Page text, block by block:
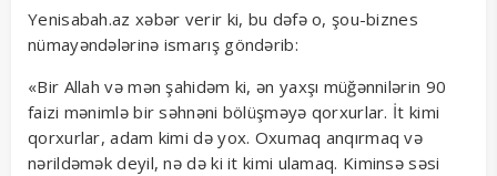
Yenisabah.az xəbər verir ki, bu dəfə o, şou-biznes
nümayəndələrinə ismarış göndərib:
«Bir Allah və mən şahidəm ki, ən yaxşı müğənnilərin 90
faizi mənimlə bir səhnəni bölüşməyə qorxurlar. İt kimi
qorxurlar, adam kimi də yox. Oxumaq anqırmaq və
nərildəmək deyil, nə də ki it kimi ulamaq. Kiminsə səsi